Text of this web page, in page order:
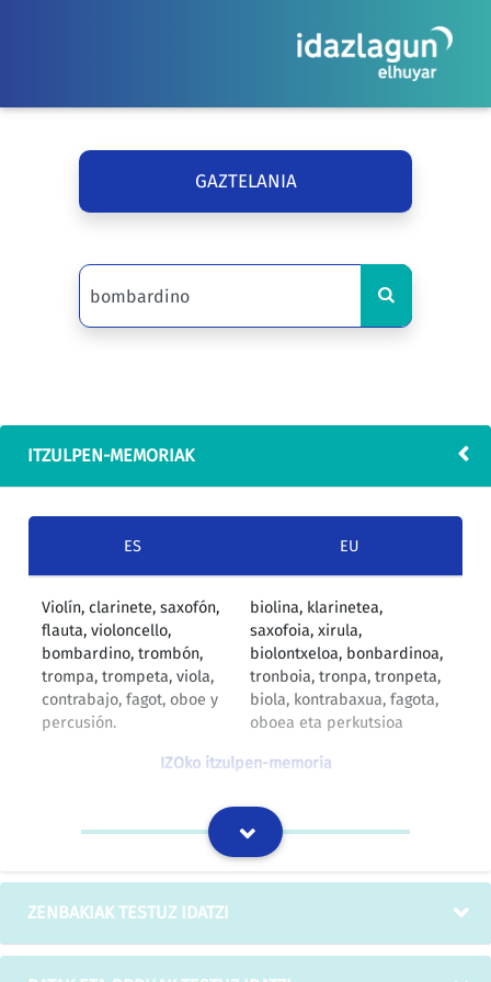
GAZTELANIA
ITZULPEN-MEMORIAK
ES EU
Violín, clarinete, saxofón,
flauta, violoncello,
bombardino, trombón,
trompa, trompeta, viola,
contrabajo, fagot, oboe y
percusión.
biolina, klarinetea,
saxofoia, xirula,
biolontxeloa, bonbardinoa,
tronboia, tronpa, tronpeta,
biola, kontrabaxua, fagota,
oboea eta perkutsioa
IZOko itzulpen-memoria
violín, viola, violoncello,
bombardino, fagot y
biolina, biola, biolontxeloa,
xirula, klarinetea, oboea,
ZENBAKIAK TESTUZ IDATZI